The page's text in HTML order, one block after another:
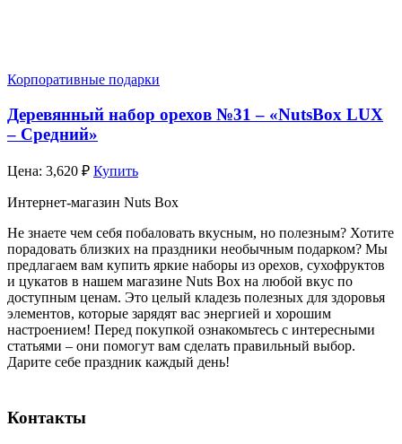
Корпоративные подарки
Деревянный набор орехов №31 – «NutsBox LUX
– Средний»
Цена: 3,620 ₽ Купить
Интернет-магазин Nuts Box
Не знаете чем себя побаловать вкусным, но полезным? Хотите
порадовать близких на праздники необычным подарком? Мы
предлагаем вам купить яркие наборы из орехов, сухофруктов
и цукатов в нашем магазине Nuts Box на любой вкус по
доступным ценам. Это целый кладезь полезных для здоровья
элементов, которые зарядят вас энергией и хорошим
настроением! Перед покупкой ознакомьтесь с интересными
статьями – они помогут вам сделать правильный выбор.
Дарите себе праздник каждый день!
Контакты